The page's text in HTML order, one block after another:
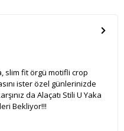
slim fit örgü motifli crop
ister özel günlerinizde
da Alaçatı Stili U Yaka
Bekliyor!!!